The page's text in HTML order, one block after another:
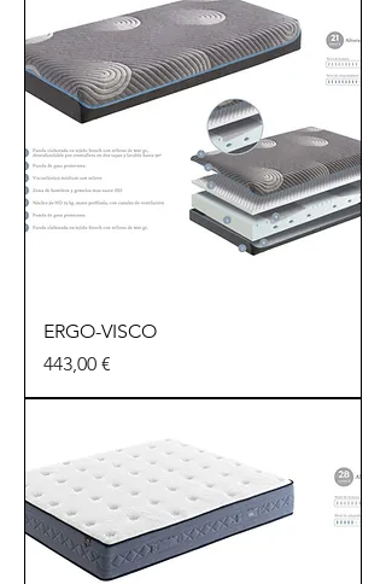
ERGO-VISCO
Precio
443,00 €